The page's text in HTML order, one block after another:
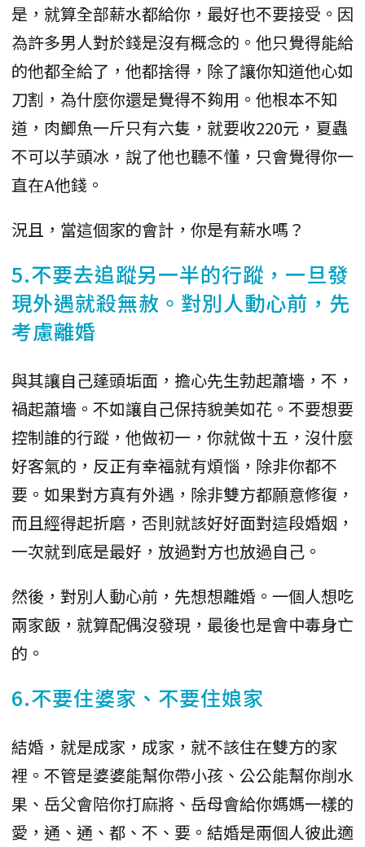
是，就算全部薪水都給你，最好也不要接受。因
為許多男人對於錢是沒有概念的。他只覺得能給
的他都全給了，他都捨得，除了讓你知道他心如
刀割，為什麼你還是覺得不夠用。他根本不知
道，肉鯽魚一斤只有六隻，就要收220元，夏蟲
不可以芋頭冰，說了他也聽不懂，只會覺得你一
直在A他錢。
況且，當這個家的會計，你是有薪水嗎？
5.不要去追蹤另一半的行蹤，一旦發
現外遇就殺無赦。對別人動心前，先
考慮離婚
與其讓自己蓬頭垢面，擔心先生勃起蕭墻，不，
禍起蕭墻。不如讓自己保持貌美如花。不要想要
控制誰的行蹤，他做初一，你就做十五，沒什麼
好客氣的，反正有幸福就有煩惱，除非你都不
要。如果對方真有外遇，除非雙方都願意修復，
而且經得起折磨，否則就該好好面對這段婚姻，
一次就到底是最好，放過對方也放過自己。
然後，對別人動心前，先想想離婚。一個人想吃
兩家飯，就算配偶沒發現，最後也是會中毒身亡
的。
6.不要住婆家、不要住娘家
結婚，就是成家，成家，就不該住在雙方的家
裡。不管是婆婆能幫你帶小孩、公公能幫你削水
果、岳父會陪你打麻將、岳母會給你媽媽一樣的
愛，通、通、都、不、要。結婚是兩個人彼此適